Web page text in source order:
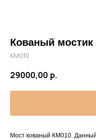
Кованый
КМ010
29000,00 р.
Мост кованый КМ010.